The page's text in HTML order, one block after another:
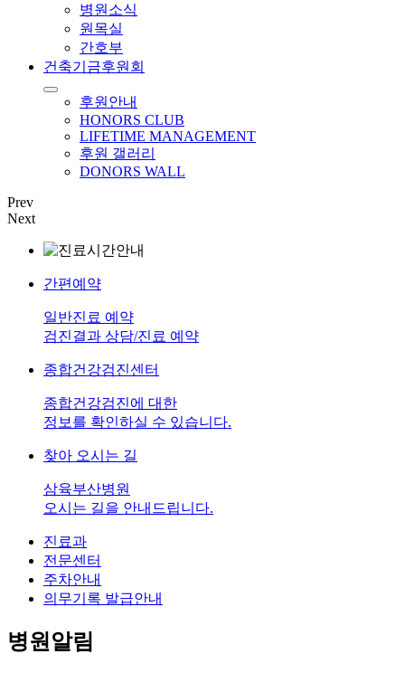
병원소식
원목실
간호부
건축기금후원회
후원안내
HONORS CLUB
LIFETIME MANAGEMENT
후원 갤러리
DONORS WALL
Prev
Next
간편예약
일반진료 예약
검진결과 상담/진료 예약
종합건강검진센터
종합건강검진에 대한
정보를 확인하실 수 있습니다.
찾아 오시는 길
삼육부산병원
오시는 길을 안내드립니다.
진료과
전문센터
주차안내
의무기록 발급안내
병원알림